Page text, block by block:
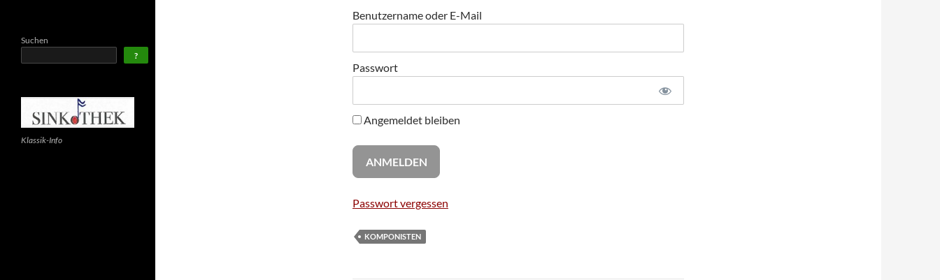
Benutzername oder E-Mail
Passwort
Angemeldet bleiben
Passwort vergessen
KOMPONISTEN
Suchen
?
Klassik-Info